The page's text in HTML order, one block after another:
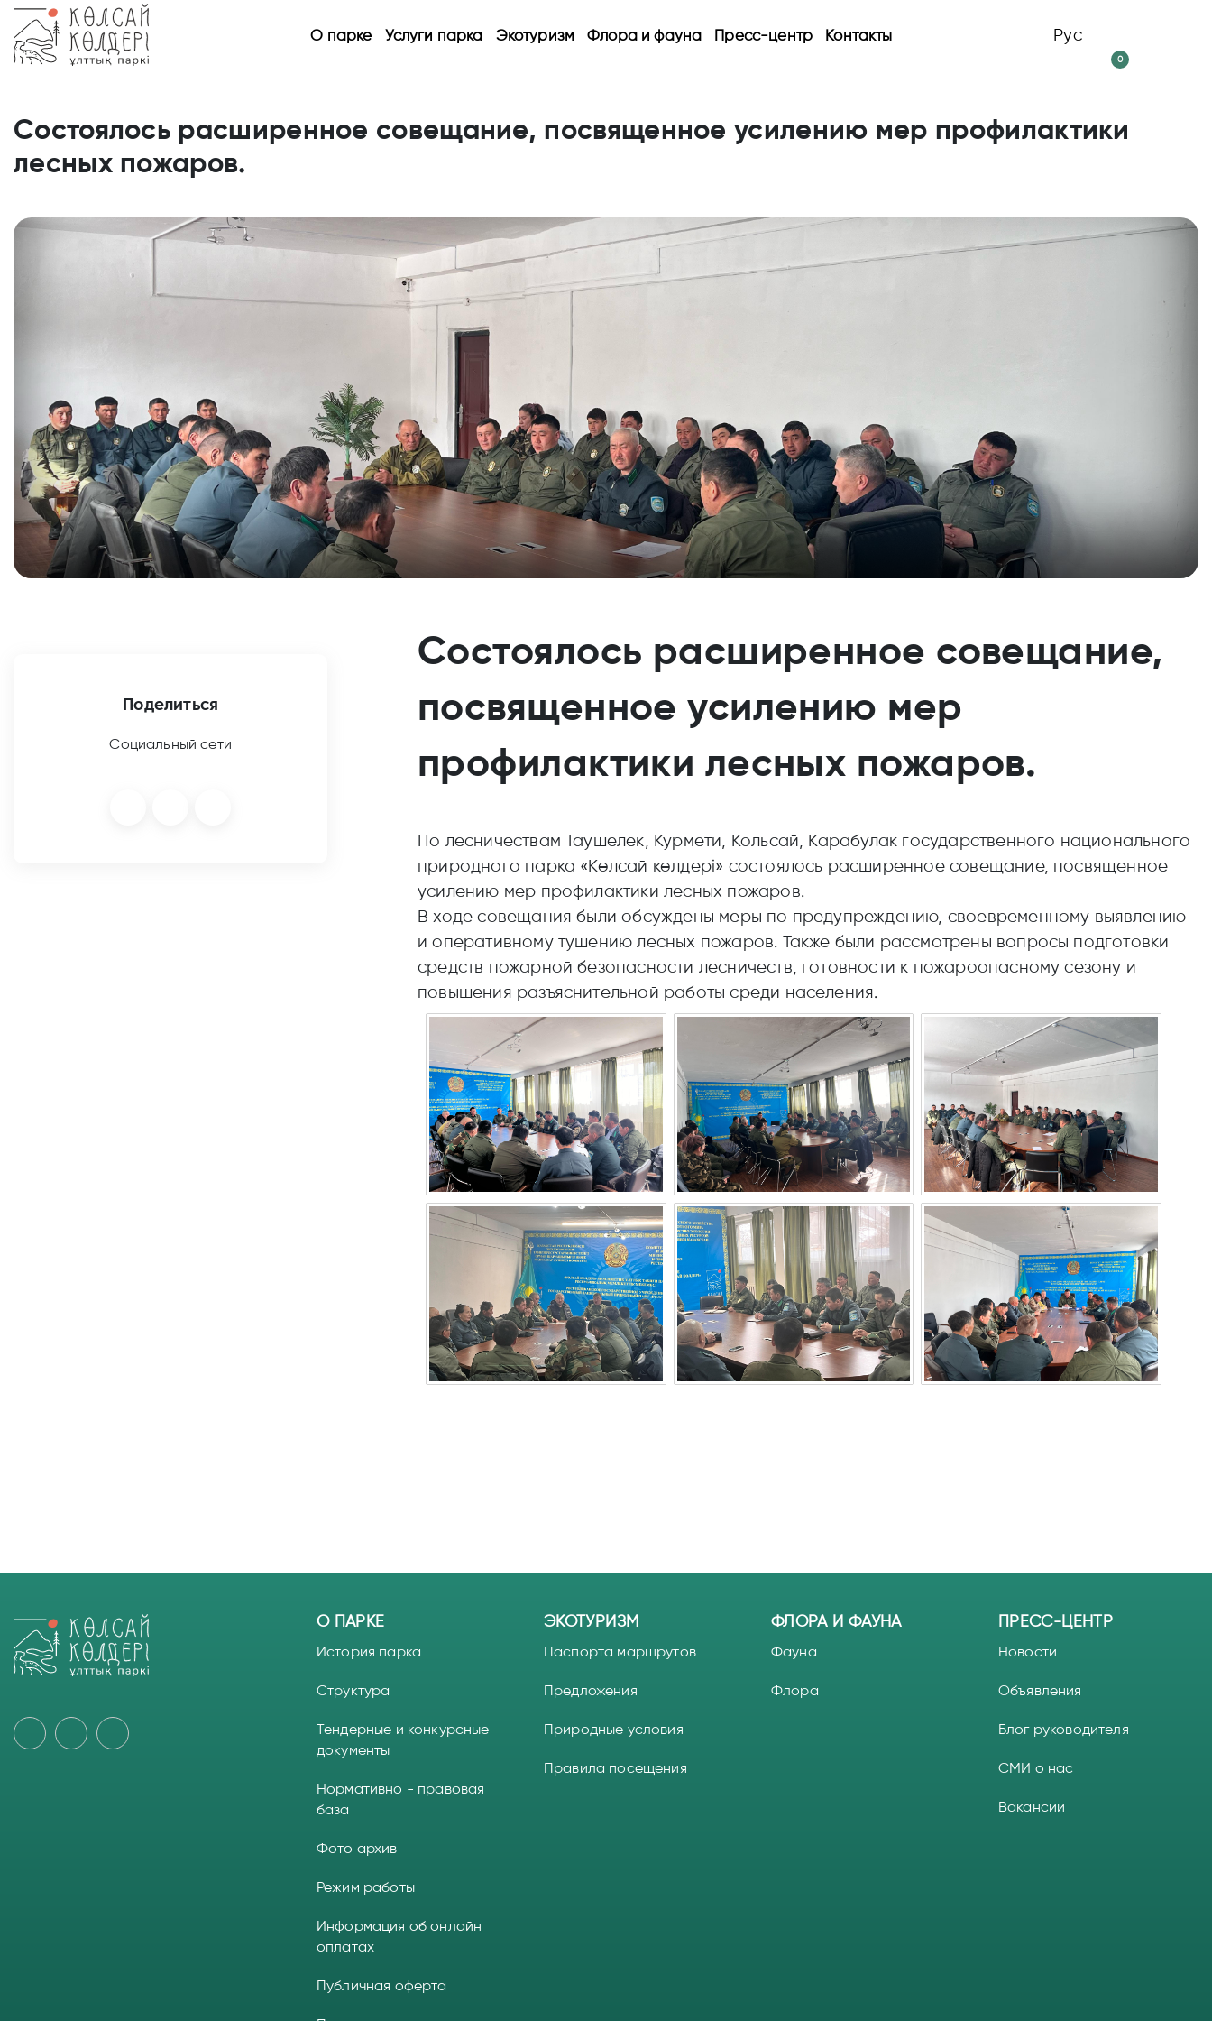
О парке Услуги парка Экотуризм Флора и фауна Пресс-центр Контакты Рус
0
Состоялось расширенное совещание, посвященное усилению мер профилактики
лесных пожаров.
Поделиться
Социальный сети
Состоялось расширенное совещание,
посвященное усилению мер
профилактики лесных пожаров.
По лесничествам Таушелек, Курмети, Кольсай, Карабулак государственного национального
природного парка «Көлсай көлдері» состоялось расширенное совещание, посвященное
усилению мер профилактики лесных пожаров.
В ходе совещания были обсуждены меры по предупреждению, своевременному выявлению
и оперативному тушению лесных пожаров. Также были рассмотрены вопросы подготовки
средств пожарной безопасности лесничеств, готовности к пожароопасному сезону и
повышения разъяснительной работы среди населения.
О ПАРКЕ
История парка
Структура
Тендерные и конкурсные
документы
Нормативно - правовая
база
Фото архив
Режим работы
ЭКОТУРИЗМ
Паспорта маршрутов
Предложения
Природные условия
Правила посещения
ФЛОРА И ФАУНА
Фауна
Флора
ПРЕСС-ЦЕНТР
Новости
Объявления
Блог руководителя
СМИ о нас
Вакансии
Информация об онлайн
оплатах
Публичная оферта